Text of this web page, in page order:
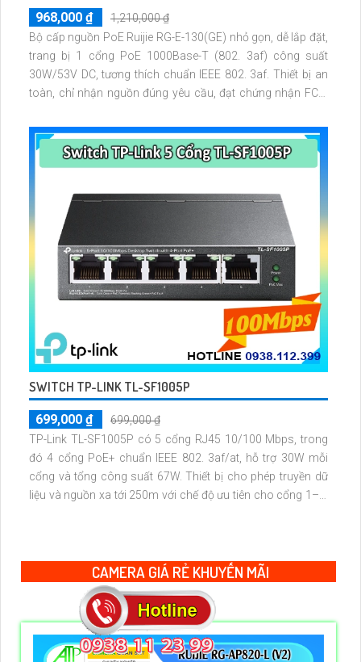
968,000 ₫
1,210,000 ₫
Bộ cấp nguồn PoE Ruijie RG-E-130(GE) nhỏ gọn, dễ lắp đặt,
trang bị 1 cổng PoE 1000Base-T (802. 3af) công suất
30W/53V DC, tương thích chuẩn IEEE 802. 3af. Thiết bị an
toàn, chỉ nhận nguồn đúng yêu cầu, đạt chứng nhận FCC,
nguồn ổn định cho các thiết bị Wi-Fi
SWITCH TP-LINK TL-SF1005P
699,000 ₫
699,000 ₫
TP-Link TL-SF1005P có 5 cổng RJ45 10/100 Mbps, trong
đó 4 cổng PoE+ chuẩn IEEE 802. 3af/at, hỗ trợ 30W mỗi
cổng và tổng công suất 67W. Thiết bị cho phép truyền dữ
liệu và nguồn xa tới 250m với chế độ ưu tiên cho cổng 1–2,
CAMERA GIÁ RẺ KHUYẾN MÃI